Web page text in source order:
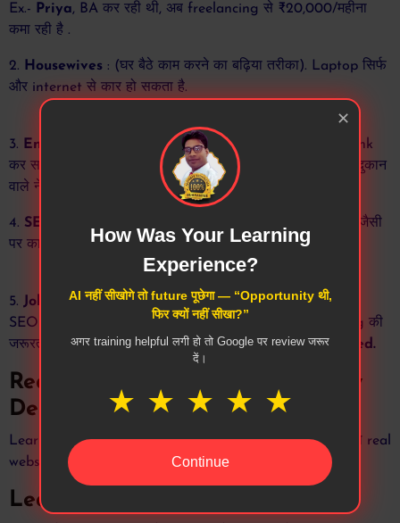
✕
How Was Your Learning
Experience?
AI नहीं सीखोगे तो future पूछेगा — “Opportunity थी,
फिर क्यों नहीं सीखा?”
अगर training helpful लगी हो तो Google पर review जरूर
दें।
★ ★ ★ ★ ★
Continue
Ex.- Priya, BA कर रही थी, अब freelancing से ₹20,000/महीना
कमा रही है .
2. Housewives : (घर बैठे काम करने का बढ़िया तरीका). Laptop सिर्फ
और internet से कार हो सकता है.
3. Entrepreneurs
: Service है, तो आप खुद अपनी website rank
कर सकते हो.
As an illustration, consider एक मिठाई की दुकान
वाले ने SEO सीखा, और अब online order मिलते हैं.
4. SEO for freelancers Fiverr
, Upwork, and websites जैसी
पर काम करके पैसे कमा सकते हो.
5. Job Seekers :Demand है for digital marketing jobs में
SEO की बहुत. Fortunately, कोई technical degree या coding की
जरूरत नहीं होतीSo Join Today.. it’s highly recommended.
Real Example – Learning Library
Delhi
Learning Library एक leading institute है जहां students को real
websites पर SEO सिखाया जाता है.
Learn with Visuals